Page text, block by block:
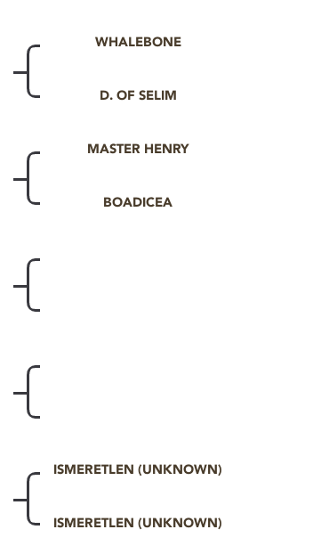
WHALEBONE
D. OF SELIM
MASTER HENRY
BOADICEA
ISMERETLEN (UNKNOWN)
ISMERETLEN (UNKNOWN)